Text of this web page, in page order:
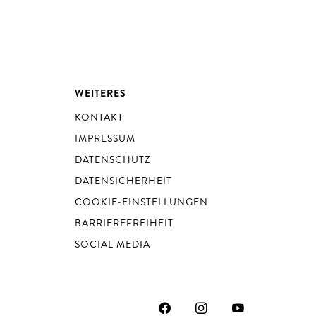
WEITERES
KONTAKT
IMPRESSUM
DATENSCHUTZ
DATENSICHERHEIT
COOKIE-EINSTELLUNGEN
BARRIEREFREIHEIT
SOCIAL MEDIA